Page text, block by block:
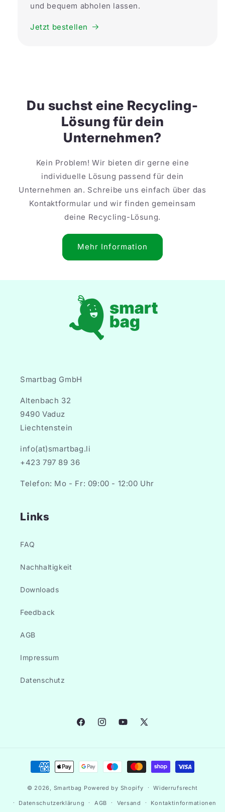
und bequem abholen lassen.
Jetzt bestellen
Du suchst eine Recycling-
Lösung für dein
Unternehmen?
Kein Problem! Wir bieten dir gerne eine
individuelle Lösung passend für dein
Unternehmen an. Schreibe uns einfach über das
Kontaktformular und wir finden gemeinsam
deine Recycling-Lösung.
Mehr Information
Smartbag GmbH
Altenbach 32
9490 Vaduz
Liechtenstein
info(at)smartbag.li
+423 797 89 36
Telefon: Mo - Fr: 09:00 - 12:00 Uhr
Links
FAQ
Nachhaltigkeit
Downloads
Feedback
AGB
Impressum
Datenschutz
FacebookInstagramYouTube
X
Zahlungsmethoden
© 2026, Smartbag Powered by Shopify Widerrufsrecht
Datenschutzerklärung AGB Versand Kontaktinformationen